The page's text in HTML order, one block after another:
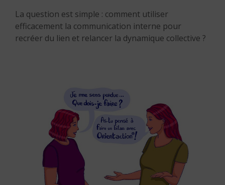
La question est simple : comment utiliser
efficacement la communication interne pour
recréer du lien et relancer la dynamique collective ?